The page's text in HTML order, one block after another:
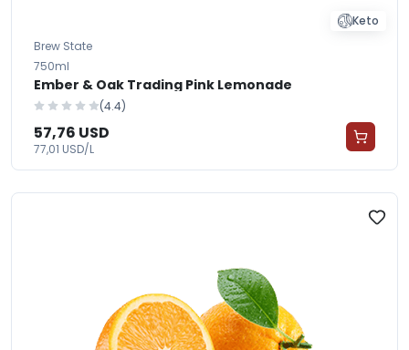
Keto
Brew State
750ml
Ember & Oak Trading Pink Lemonade
(4.4)
57,76 USD
77,01 USD/L